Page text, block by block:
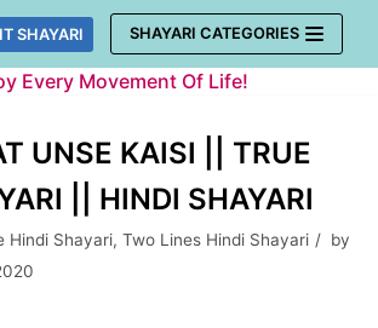
SHAYARI SHAYARI CATEGORIES
Every Movement Of Life!
UNSE KAISI || TRUE
|| HINDI SHAYARI
Hindi Shayari, Two Lines Hindi Shayari
by